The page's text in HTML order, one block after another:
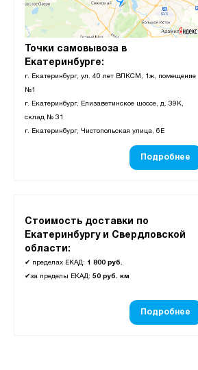
Точки самовывоза в
Екатеринбурге:
г. Екатеринбург, ул. 40 лет ВЛКСМ, 1ж, помещение
№1
г. Екатеринбург, Елизаветинское шоссе, д. 39К,
склад № 31
г. Екатеринбург, Чистопольская улица, 6Е
Подробнее
Стоимость доставки по
Екатеринбургу и Свердловской
области:
✔ пределах ЕКАД: 1 800 руб.
✔за пределы ЕКАД: 50 руб. км
Подробнее